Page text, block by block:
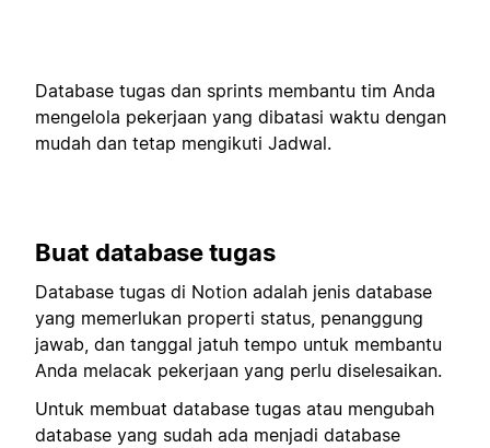
Database tugas dan sprints membantu tim Anda
mengelola pekerjaan yang dibatasi waktu dengan
mudah dan tetap mengikuti Jadwal.
Buat database tugas
Database tugas di Notion adalah jenis database
yang memerlukan properti status, penanggung
jawab, dan tanggal jatuh tempo untuk membantu
Anda melacak pekerjaan yang perlu diselesaikan.
Untuk membuat database tugas atau mengubah
database yang sudah ada menjadi database